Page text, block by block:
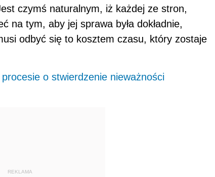
czymś naturalnym, iż każdej ze stron,
na tym, aby jej sprawa była dokładnie,
odbyć się to kosztem czasu, który zostaje
o stwierdzenie nieważności
REKLAMA